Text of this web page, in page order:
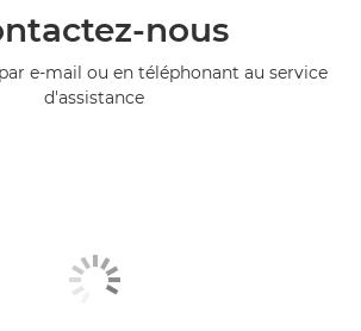
nous
e-mail ou en téléphonant au service
d'assistance